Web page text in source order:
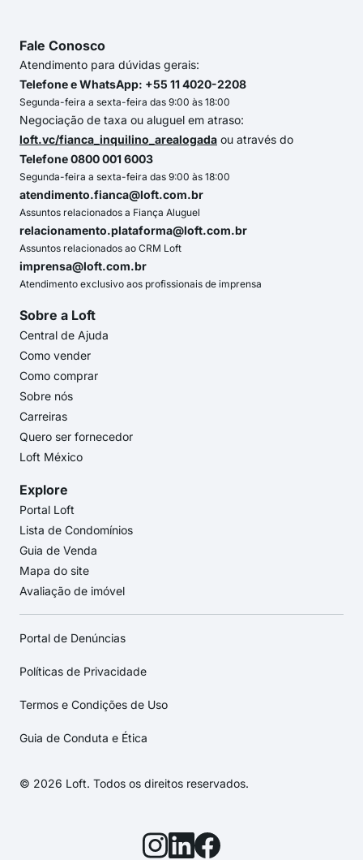
Fale Conosco
Atendimento para dúvidas gerais:
Telefone e WhatsApp: +55 11 4020-2208
Segunda-feira a sexta-feira das 9:00 às 18:00
Negociação de taxa ou aluguel em atraso:
loft.vc/fianca_inquilino_arealogada ou através do
Telefone 0800 001 6003
Segunda-feira a sexta-feira das 9:00 às 18:00
atendimento.fianca@loft.com.br
Assuntos relacionados a Fiança Aluguel
relacionamento.plataforma@loft.com.br
Assuntos relacionados ao CRM Loft
imprensa@loft.com.br
Atendimento exclusivo aos profissionais de imprensa
Sobre a Loft
Central de Ajuda
Como vender
Como comprar
Sobre nós
Carreiras
Quero ser fornecedor
Loft México
Explore
Portal Loft
Lista de Condomínios
Guia de Venda
Mapa do site
Avaliação de imóvel
Portal de Denúncias
Políticas de Privacidade
Termos e Condições de Uso
Guia de Conduta e Ética
© 2026 Loft. Todos os direitos reservados.